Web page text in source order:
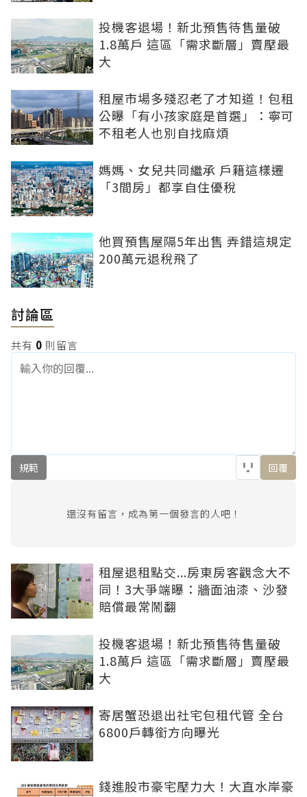
投機客退場！新北預售待售量破
1.8萬戶 這區「需求斷層」賣壓最
大
租屋市場多殘忍老了才知道！包租
公曝「有小孩家庭是首選」：寧可
不租老人也別自找麻煩
媽媽、女兒共同繼承 戶籍這樣遷
「3間房」都享自住優稅
他買預售屋隔5年出售 弄錯這規定
200萬元退稅飛了
討論區
共有 0 則留言
規範 回覆
還沒有留言，成為第一個發言的人吧！
租屋退租點交...房東房客觀念大不
同！3大爭端曝：牆面油漆、沙發
賠償最常鬧翻
投機客退場！新北預售待售量破
1.8萬戶 這區「需求斷層」賣壓最
大
寄居蟹恐退出社宅包租代管 全台
6800戶轉銜方向曝光
錢進股市豪宅壓力大！大直水岸豪